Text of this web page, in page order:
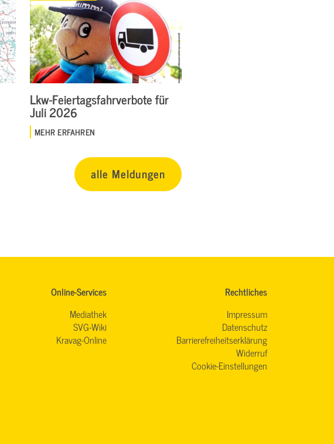
Lkw-Feiertagsfahrverbote für
Juli 2026
MEHR ERFAHREN
alle Meldungen
Online-Services
Mediathek
SVG-Wiki
Kravag-Online
Rechtliches
Impressum
Datenschutz
Barrierefreiheitserklärung
Widerruf
Cookie-Einstellungen